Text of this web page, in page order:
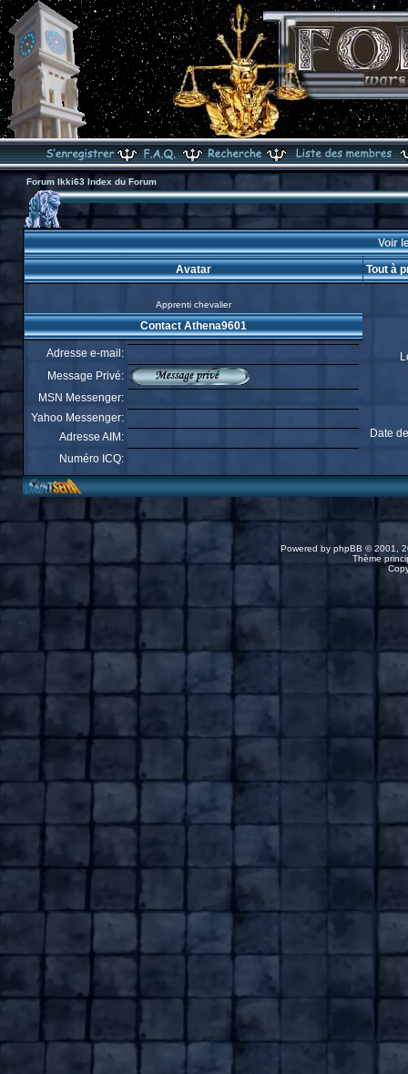
Forum Ikki63 Index du Forum
Voir
Avatar Tout à
Apprenti chevalier
Date
Contact Athena9601
Adresse e-mail:
Message Privé:
MSN Messenger:
Yahoo Messenger:
Adresse AIM:
Numéro ICQ:
Powered by phpBB © 2001,
Thème